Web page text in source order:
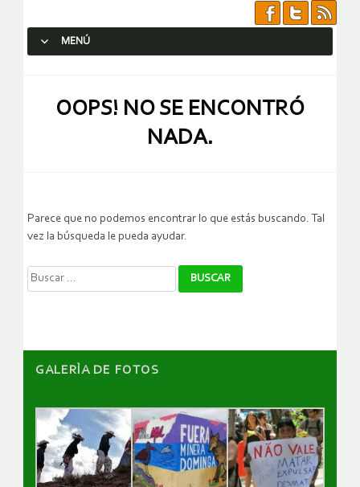
MENÚ
OOPS! NO SE ENCONTRÓ
NADA.
Parece que no podemos encontrar lo que estás buscando. Tal
vez la búsqueda le pueda ayudar.
Buscar:
GALERÌA DE FOTOS